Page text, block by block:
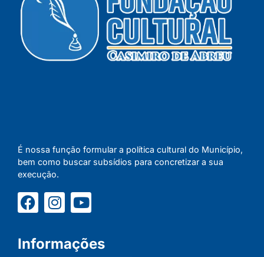
É nossa função formular a política cultural do Município,
bem como buscar subsídios para concretizar a sua
execução.
Informações